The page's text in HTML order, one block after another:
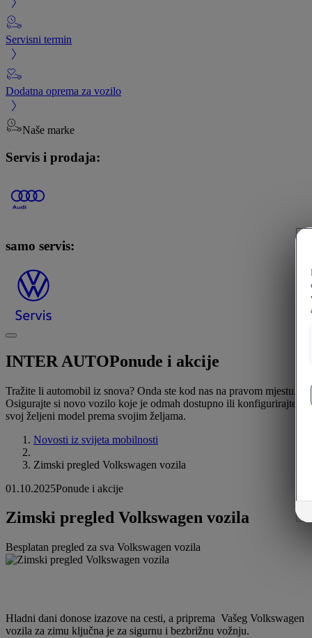
Servisni termin
Dodatna oprema za vozilo
Naše marke
Servis i prodaja:
samo servis:
INTER AUTOPonude i akcije
Tražite li automobil iz snova? Onda ste kod nas na pravom mjestu.
Osigurajte si novo vozilo koje je odmah dostupno ili konfigurirajte
svoj željeni model prema svojim željama.
Novosti iz svijeta mobilnosti
Zimski pregled Volkswagen vozila
01.10.2025Ponude i akcije
Zimski pregled Volkswagen vozila
Besplatan pregled za sva Volkswagen vozila
Hladni dani donose izazove na cesti, a priprema Vašeg Volkswagen
vozila za zimu ključna je za sigurnu i bezbrižnu vožnju.